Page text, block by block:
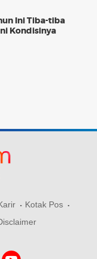
Ini Tiba-tiba
Kondisinya
Kotak Pos